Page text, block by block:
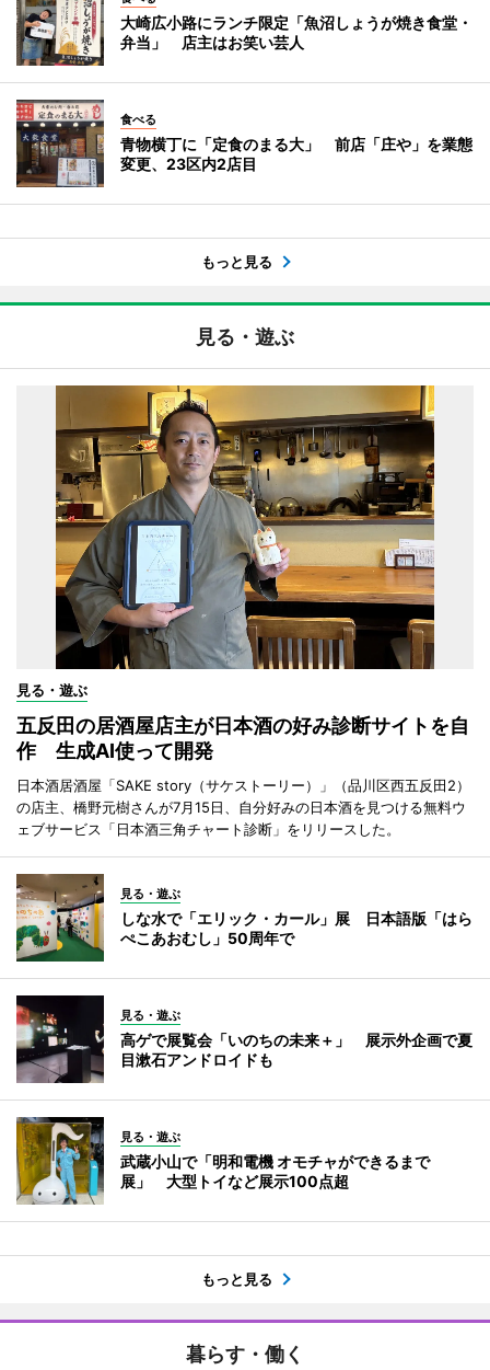
大崎広小路にランチ限定「魚沼しょうが焼き食堂・
弁当」 店主はお笑い芸人
食べる
青物横丁に「定食のまる大」 前店「庄や」を業態
変更、23区内2店目
もっと見る
見る・遊ぶ
見る・遊ぶ
五反田の居酒屋店主が日本酒の好み診断サイトを自
作 生成AI使って開発
日本酒居酒屋「SAKE story（サケストーリー）」（品川区西五反田2）
の店主、橋野元樹さんが7月15日、自分好みの日本酒を見つける無料ウ
ェブサービス「日本酒三角チャート診断」をリリースした。
見る・遊ぶ
しな水で「エリック・カール」展 日本語版「はら
ぺこあおむし」50周年で
見る・遊ぶ
高ゲで展覧会「いのちの未来＋」 展示外企画で夏
目漱石アンドロイドも
見る・遊ぶ
武蔵小山で「明和電機 オモチャができるまで
展」 大型トイなど展示100点超
もっと見る
暮らす・働く